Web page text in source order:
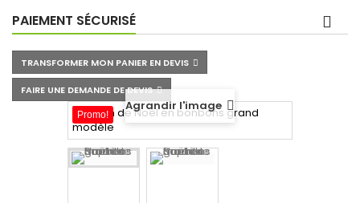
PAIEMENT SÉCURISÉ
TRANSFORMER MON PANIER EN DEVIS
FAIRE UNE DEMANDE DE DEVIS
Promo!
Agrandir l'image